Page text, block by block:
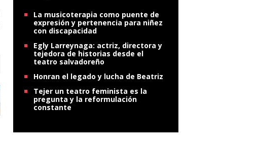
La musicoterapia como puente de
expresión y pertenencia para niñez
con discapacidad
Egly Larreynaga: actriz, directora y
tejedora de historias desde el
teatro salvadoreño
Honran el legado y lucha de Beatriz
Tejer un teatro feminista es la
pregunta y la reformulación
constante